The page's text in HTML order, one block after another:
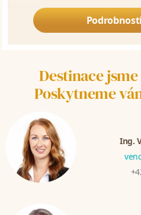
Destinace
Poskytneme
Ing.